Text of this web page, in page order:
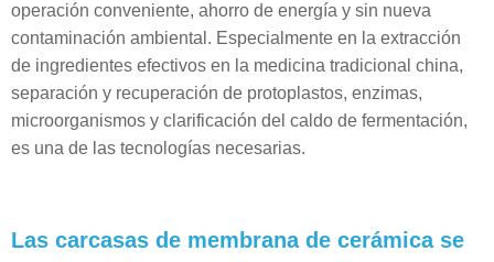
operación conveniente, ahorro de energía y sin nueva
contaminación ambiental. Especialmente en la extracción
de ingredientes efectivos en la medicina tradicional china,
separación y recuperación de protoplastos, enzimas,
microorganismos y clarificación del caldo de fermentación,
es una de las tecnologías necesarias.
Las carcasas de membrana de cerámica se